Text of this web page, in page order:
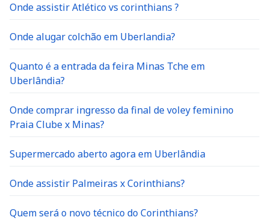
Onde assistir Atlético vs corinthians ?
Onde alugar colchão em Uberlandia?
Quanto é a entrada da feira Minas Tche em
Uberlândia?
Onde comprar ingresso da final de voley feminino
Praia Clube x Minas?
Supermercado aberto agora em Uberlândia
Onde assistir Palmeiras x Corinthians?
Quem será o novo técnico do Corinthians?